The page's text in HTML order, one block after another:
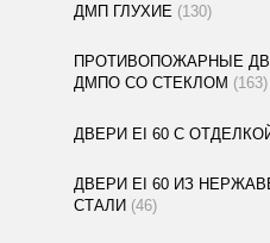
ДМП ГЛУХИЕ (130)
ПРОТИВОПОЖАРНЫЕ
ДМПО СО СТЕКЛОМ (163)
ДВЕРИ EI 60 С
ДВЕРИ EI 60 ИЗ
СТАЛИ (46)